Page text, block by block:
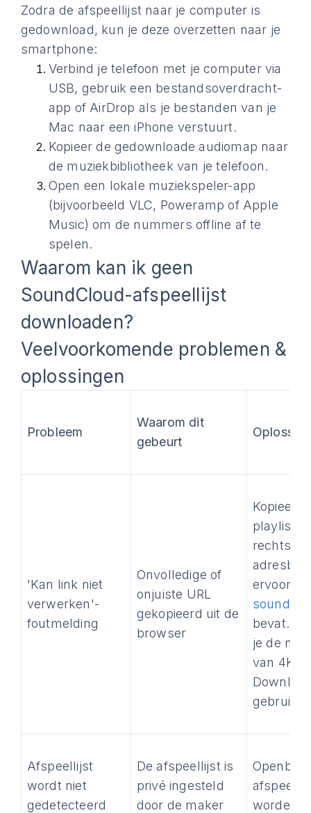
Zodra de afspeellijst naar je computer is
gedownload, kun je deze overzetten naar je
smartphone:
Verbind je telefoon met je computer via
USB, gebruik een bestandsoverdracht-
app of AirDrop als je bestanden van je
Mac naar een iPhone verstuurt.
Kopieer de gedownloade audiomap naar
de muziekbibliotheek van je telefoon.
Open een lokale muziekspeler-app
(bijvoorbeeld VLC, Poweramp of Apple
Music) om de nummers offline af te
spelen.
Waarom kan ik geen
SoundCloud-afspeellijst
downloaden?
Veelvoorkomende problemen &
oplossingen
Probleem
Waarom dit
gebeurt
'Kan link niet
verwerken'-
foutmelding
Onvolledige of
onjuiste URL
gekopieerd uit de
browser
Kopieer
playlist-
ervoor
bevat.
je de
van 4K
gebruikt
Afspeellijst
wordt niet
gedetecteerd
De afspeellijst is
privé ingesteld
door de maker
Openbare
worden